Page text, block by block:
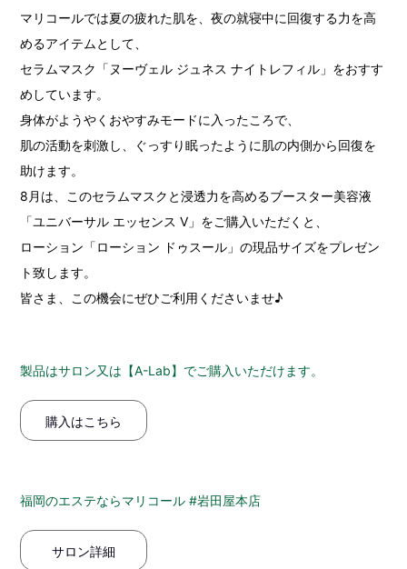
マリコールでは夏の疲れた肌を、夜の就寝中に回復する力を高
めるアイテムとして、
セラムマスク「ヌーヴェル ジュネス ナイトレフィル」をおすす
めしています。
身体がようやくおやすみモードに入ったころで、
肌の活動を刺激し、ぐっすり眠ったように肌の内側から回復を
助けます。
8月は、このセラムマスクと浸透力を高めるブースター美容液
「ユニバーサル エッセンス V」をご購入いただくと、
ローション「ローション ドゥスール」の現品サイズをプレゼン
ト致します。
皆さま、この機会にぜひご利用くださいませ♪
製品はサロン又は【A-Lab】でご購入いただけます。
購入はこちら
福岡のエステならマリコール #岩田屋本店
サロン詳細